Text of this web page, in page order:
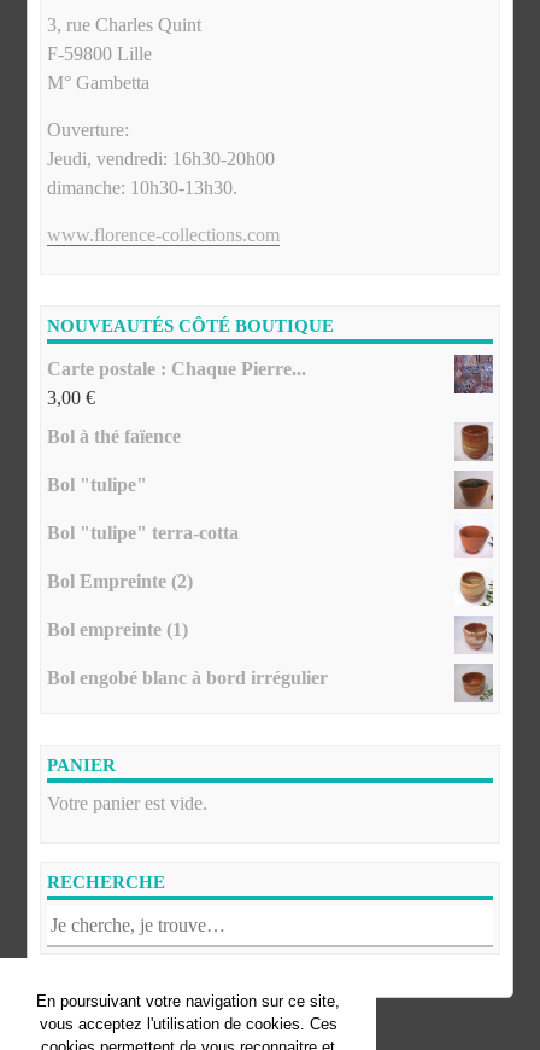
En poursuivant votre navigation sur ce site,
vous acceptez l'utilisation de cookies. Ces
3, rue Charles Quint
F-59800 Lille
M° Gambetta
Ouverture:
Jeudi, vendredi: 16h30-20h00
dimanche: 10h30-13h30.
www.florence-collections.com
NOUVEAUTÉS CÔTÉ BOUTIQUE
Carte postale : Chaque Pierre...
3,00€
Bol à thé faïence
Bol "tulipe"
Bol "tulipe" terra-cotta
Bol Empreinte (2)
Bol empreinte (1)
Bol engobé blanc à bord irrégulier
PANIER
Votre panier est vide.
RECHERCHE
© Florence Fofana. Tous droits réservés.